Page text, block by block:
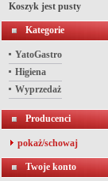
Koszyk jest pusty
Kategorie
YatoGastro
Higiena
Wyprzedaż
Producenci
pokaż/schowaj
Twoje konto